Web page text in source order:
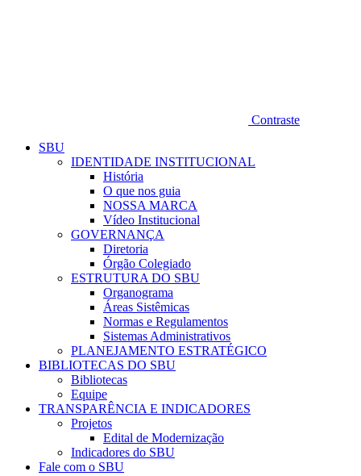
Contraste
SBU
IDENTIDADE INSTITUCIONAL
História
O que nos guia
NOSSA MARCA
Vídeo Institucional
GOVERNANÇA
Diretoria
Órgão Colegiado
ESTRUTURA DO SBU
Organograma
Áreas Sistêmicas
Normas e Regulamentos
Sistemas Administrativos
PLANEJAMENTO ESTRATÉGICO
BIBLIOTECAS DO SBU
Bibliotecas
Equipe
TRANSPARÊNCIA E INDICADORES
Projetos
Edital de Modernização
Indicadores do SBU
Fale com o SBU